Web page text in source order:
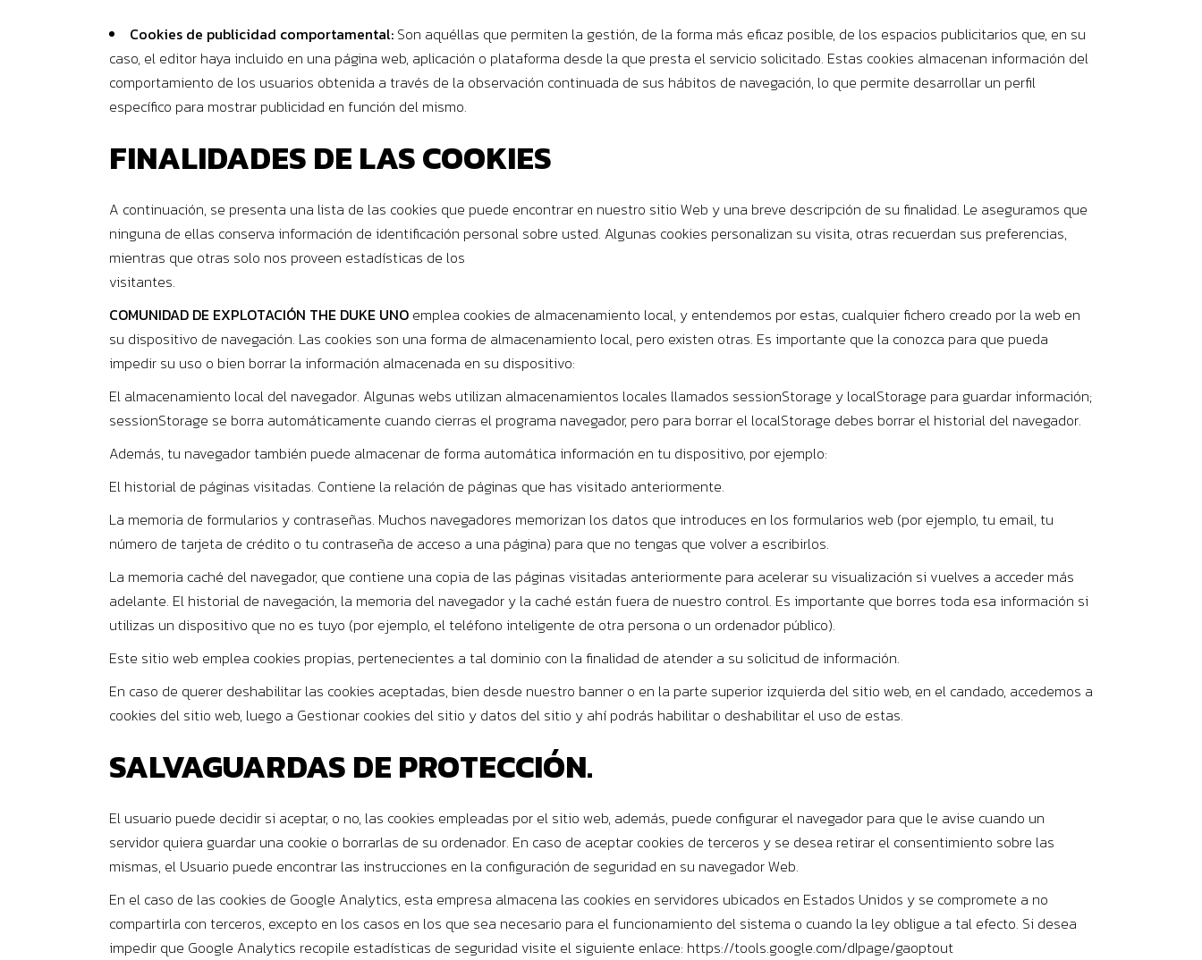
Cookies de publicidad comportamental: Son aquéllas que permiten la gestión, de la forma más eficaz posible, de los espacios publicitarios que, en su
caso, el editor haya incluido en una página web, aplicación o plataforma desde la que presta el servicio solicitado. Estas cookies almacenan información del
comportamiento de los usuarios obtenida a través de la observación continuada de sus hábitos de navegación, lo que permite desarrollar un perfil
específico para mostrar publicidad en función del mismo.
FINALIDADES DE LAS COOKIES
A continuación, se presenta una lista de las cookies que puede encontrar en nuestro sitio Web y una breve descripción de su finalidad. Le aseguramos que
ninguna de ellas conserva información de identificación personal sobre usted. Algunas cookies personalizan su visita, otras recuerdan sus preferencias,
mientras que otras solo nos proveen estadísticas de los
visitantes.
COMUNIDAD DE EXPLOTACIÓN THE DUKE UNO emplea cookies de almacenamiento local, y entendemos por estas, cualquier fichero creado por la web en
su dispositivo de navegación. Las cookies son una forma de almacenamiento local, pero existen otras. Es importante que la conozca para que pueda
impedir su uso o bien borrar la información almacenada en su dispositivo:
El almacenamiento local del navegador. Algunas webs utilizan almacenamientos locales llamados sessionStorage y localStorage para guardar información;
sessionStorage se borra automáticamente cuando cierras el programa navegador, pero para borrar el localStorage debes borrar el historial del navegador.
Además, tu navegador también puede almacenar de forma automática información en tu dispositivo, por ejemplo:
El historial de páginas visitadas. Contiene la relación de páginas que has visitado anteriormente.
La memoria de formularios y contraseñas. Muchos navegadores memorizan los datos que introduces en los formularios web (por ejemplo, tu email, tu
número de tarjeta de crédito o tu contraseña de acceso a una página) para que no tengas que volver a escribirlos.
La memoria caché del navegador, que contiene una copia de las páginas visitadas anteriormente para acelerar su visualización si vuelves a acceder más
adelante. El historial de navegación, la memoria del navegador y la caché están fuera de nuestro control. Es importante que borres toda esa información si
utilizas un dispositivo que no es tuyo (por ejemplo, el teléfono inteligente de otra persona o un ordenador público).
Este sitio web emplea cookies propias, pertenecientes a tal dominio con la finalidad de atender a su solicitud de información.
En caso de querer deshabilitar las cookies aceptadas, bien desde nuestro banner o en la parte superior izquierda del sitio web, en el candado, accedemos a
cookies del sitio web, luego a Gestionar cookies del sitio y datos del sitio y ahí podrás habilitar o deshabilitar el uso de estas.
SALVAGUARDAS DE PROTECCIÓN.
El usuario puede decidir si aceptar, o no, las cookies empleadas por el sitio web, además, puede configurar el navegador para que le avise cuando un
servidor quiera guardar una cookie o borrarlas de su ordenador. En caso de aceptar cookies de terceros y se desea retirar el consentimiento sobre las
mismas, el Usuario puede encontrar las instrucciones en la configuración de seguridad en su navegador Web.
En el caso de las cookies de Google Analytics, esta empresa almacena las cookies en servidores ubicados en Estados Unidos y se compromete a no
compartirla con terceros, excepto en los casos en los que sea necesario para el funcionamiento del sistema o cuando la ley obligue a tal efecto. Si desea
impedir que Google Analytics recopile estadísticas de seguridad visite el siguiente enlace: https://tools.google.com/dIpage/gaoptout